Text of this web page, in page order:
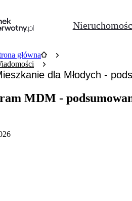
główna
dla Młodych -
MDM -